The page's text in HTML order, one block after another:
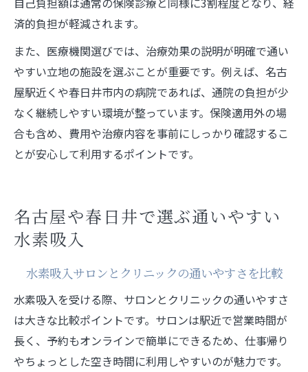
済的負担が軽減されます。
また、医療機関選びでは、治療効果の説明が明確で通い
やすい立地の施設を選ぶことが重要です。例えば、名古
屋駅近くや春日井市内の病院であれば、通院の負担が少
なく継続しやすい環境が整っています。保険適用外の場
合も含め、費用や治療内容を事前にしっかり確認するこ
とが安心して利用するポイントです。
名古屋や春日井で選ぶ通いやすい
水素吸入
水素吸入サロンとクリニックの通いやすさを比較
水素吸入を受ける際、サロンとクリニックの通いやすさ
は大きな比較ポイントです。サロンは駅近で営業時間が
長く、予約もオンラインで簡単にできるため、仕事帰り
やちょっとした空き時間に利用しやすいのが魅力です。